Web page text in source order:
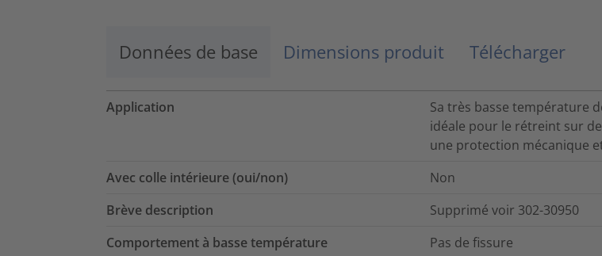
Données de base Dimensions produit Télécharger
Application
Sa très basse température
idéale pour le rétreint sur
une protection mécanique
Avec colle intérieure (oui/non)
Non
Brève description
Supprimé voir 302-30950
Comportement à basse température
Pas de fissure